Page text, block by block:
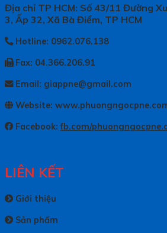
Địa chỉ TP HCM: Số 43/11 Đường
3, Ấp 32, Xã Bà Điểm, TP HCM
Hotline: 0962.076.138
Fax: 04.366.206.91
Email: giappne@gmail.com
Website:
Facebook:fb.com/
LIÊN KẾT
Giới thiệu
Sản phẩm